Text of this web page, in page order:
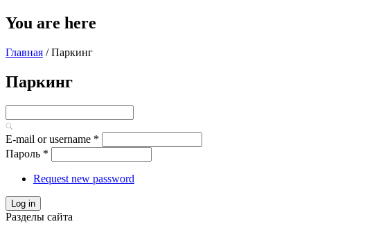
You are here
Главная / Паркинг
Паркинг
E-mail or username *
Пароль *
Request new password
Log in
Разделы сайта